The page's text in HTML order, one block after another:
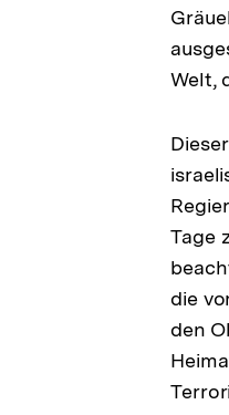
Welt,
Tage
die
den